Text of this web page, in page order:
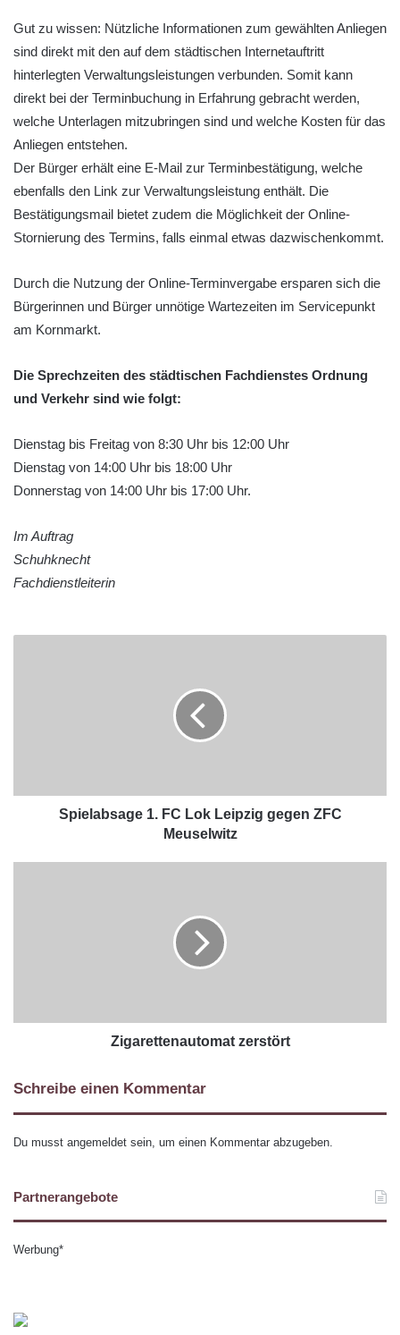
Gut zu wissen: Nützliche Informationen zum gewählten Anliegen
sind direkt mit den auf dem städtischen Internetauftritt
hinterlegten Verwaltungsleistungen verbunden. Somit kann
direkt bei der Terminbuchung in Erfahrung gebracht werden,
welche Unterlagen mitzubringen sind und welche Kosten für das
Anliegen entstehen.
Der Bürger erhält eine E-Mail zur Terminbestätigung, welche
ebenfalls den Link zur Verwaltungsleistung enthält. Die
Bestätigungsmail bietet zudem die Möglichkeit der Online-
Stornierung des Termins, falls einmal etwas dazwischenkommt.
Durch die Nutzung der Online-Terminvergabe ersparen sich die
Bürgerinnen und Bürger unnötige Wartezeiten im Servicepunkt
am Kornmarkt.
Die Sprechzeiten des städtischen Fachdienstes Ordnung
und Verkehr sind wie folgt:
Dienstag bis Freitag von 8:30 Uhr bis 12:00 Uhr
Dienstag von 14:00 Uhr bis 18:00 Uhr
Donnerstag von 14:00 Uhr bis 17:00 Uhr.
Im Auftrag
Schuhknecht
Fachdienstleiterin
Spielabsage 1. FC Lok Leipzig gegen ZFC
Meuselwitz
Zigarettenautomat zerstört
Schreibe einen Kommentar
Du musst angemeldet sein, um einen Kommentar abzugeben.
Partnerangebote
Werbung*